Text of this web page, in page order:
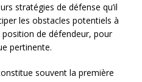
stratégies de défense qu’il
les obstacles potentiels à
position de défendeur, pour
pertinente.
souvent la première